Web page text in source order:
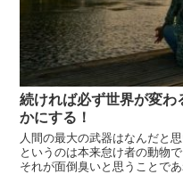
続ければ必ず世界が変わ
かにする！
人間の最大の武器はなんだと
というのは本来怠け者の動物
それが面倒臭いと思うことで
れても動こうとしないのに、